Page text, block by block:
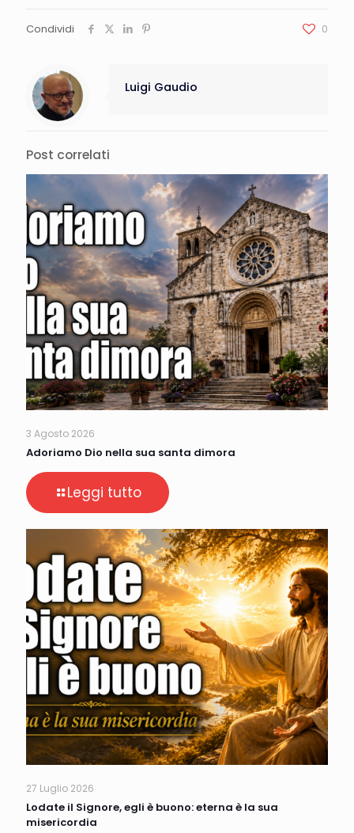
Condividi 0
Luigi Gaudio
Post correlati
3 Agosto 2026
Adoriamo Dio nella sua santa dimora
Leggi tutto
27 Luglio 2026
Lodate il Signore, egli è buono: eterna è la sua
misericordia